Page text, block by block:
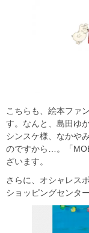
こちらも、絵本ファ
す。なんと、島田ゆ
シンスケ様、なかや
のですから…。「
ざいます。
さらに、オシャレス
ショッピングセンタ